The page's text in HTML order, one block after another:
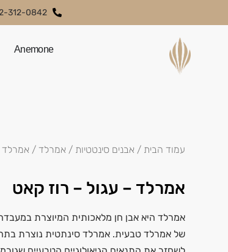
312-0842
Anemone
עמוד הבית / אבנים סינטטיות / אמרלד / אמרלד
אמרלד – עגול – רוז קאט
אמרלד היא אבן חן מלאכותית המיוצרת
של אמרלד טבעית. אמרלד סינתטית נוצרת